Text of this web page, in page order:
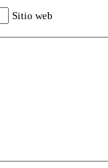
Sitio web